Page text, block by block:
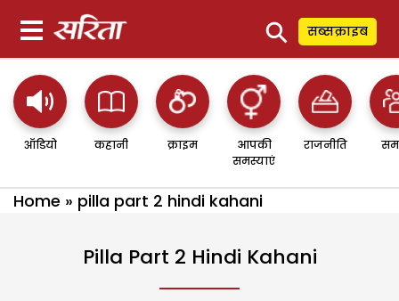
⚲ सब्सक्राइब
ऑडियो कहानी क्राइम
आपकी
समस्याएं
राजनीति
Home » pilla part 2 hindi kahani
Pilla Part 2 Hindi Kahani